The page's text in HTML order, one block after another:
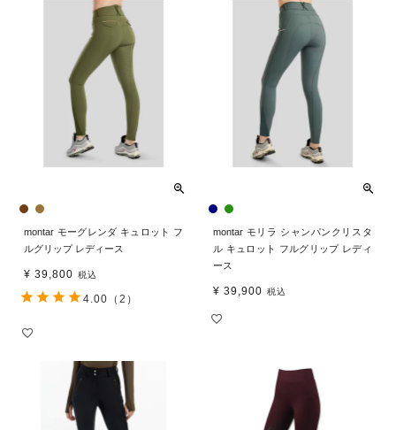
montar モーグレンダ キュロット フ
ルグリップ レディース
¥ 39,800 税込
4.00 （2）
montar モリラ シャンパンクリスタ
ル キュロット フルグリップ レディ
ース
¥ 39,900 税込